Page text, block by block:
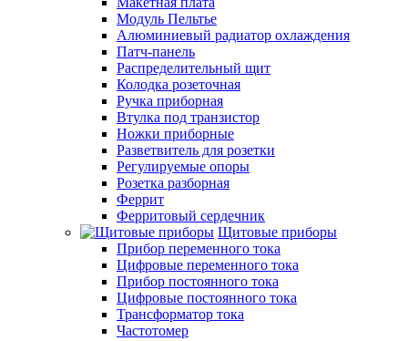
Модуль Пельтье
Алюминиевый радиатор охлаждения
Патч-панель
Распределительный щит
Колодка розеточная
Ручка приборная
Втулка под транзистор
Ножки приборные
Разветвитель для розетки
Регулируемые опоры
Розетка разборная
Феррит
Ферритовый сердечник
Щитовые приборы
Прибор переменного тока
Цифровые переменного тока
Прибор постоянного тока
Цифровые постоянного тока
Трансформатор тока
Частотомер